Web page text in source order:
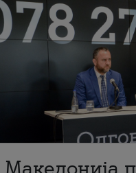
Македонија